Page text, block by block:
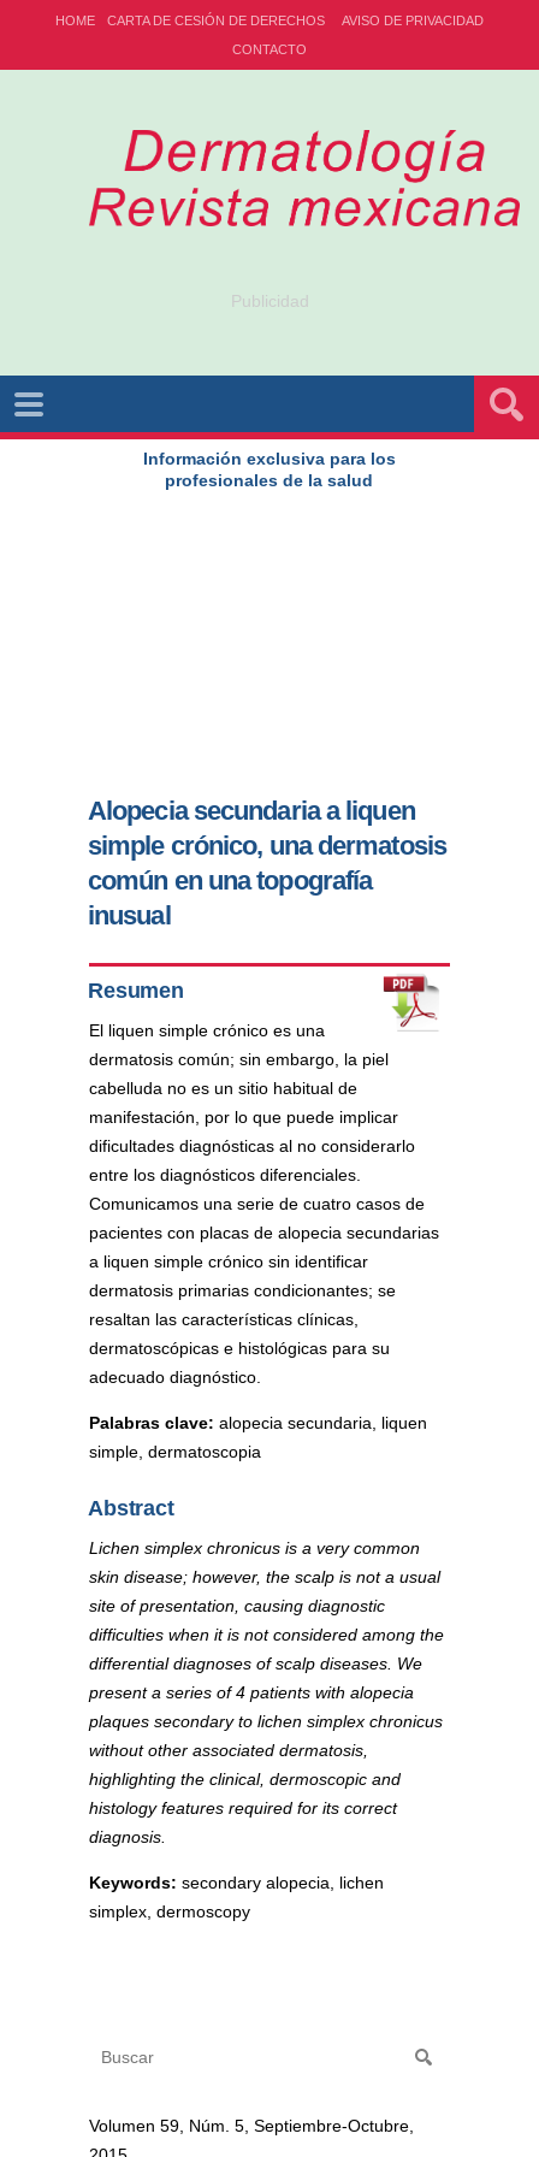
HOME CARTA DE CESIÓN DE DERECHOS
AVISO DE PRIVACIDAD
CONTACTO
Publicidad
Información exclusiva para los
profesionales de la salud
Alopecia secundaria a liquen
simple crónico, una dermatosis
común en una topografía
inusual
Resumen
El liquen simple crónico es una
dermatosis común; sin embargo, la piel
cabelluda no es un sitio habitual de
manifestación, por lo que puede implicar
dificultades diagnósticas al no considerarlo
entre los diagnósticos diferenciales.
Comunicamos una serie de cuatro casos de
pacientes con placas de alopecia secundarias
a liquen simple crónico sin identificar
dermatosis primarias condicionantes; se
resaltan las características clínicas,
dermatoscópicas e histológicas para su
adecuado diagnóstico.
Palabras clave: alopecia secundaria, liquen
simple, dermatoscopia
Abstract
Lichen simplex chronicus is a very common
skin disease; however, the scalp is not a usual
site of presentation, causing diagnostic
difficulties when it is not considered among the
differential diagnoses of scalp diseases. We
present a series of 4 patients with alopecia
plaques secondary to lichen simplex chronicus
without other associated dermatosis,
highlighting the clinical, dermoscopic and
histology features required for its correct
diagnosis.
Keywords: secondary alopecia, lichen
simplex, dermoscopy
Volumen 59, Núm. 5, Septiembre-Octubre,